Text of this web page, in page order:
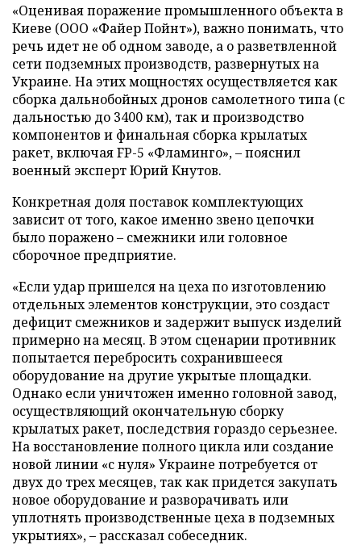
«Оценивая поражение промышленного объекта в
Киеве (ООО «Файер Пойнт»), важно понимать, что
речь идет не об одном заводе, а о разветвленной
сети подземных производств, развернутых на
Украине. На этих мощностях осуществляется как
сборка дальнобойных дронов самолетного типа (с
дальностью до 3400 км), так и производство
компонентов и финальная сборка крылатых
ракет, включая FP-5 «Фламинго», – пояснил
военный эксперт Юрий Кнутов.
Конкретная доля поставок комплектующих
зависит от того, какое именно звено цепочки
было поражено – смежники или головное
сборочное предприятие.
«Если удар пришелся на цеха по изготовлению
отдельных элементов конструкции, это создаст
дефицит смежников и задержит выпуск изделий
примерно на месяц. В этом сценарии противник
попытается перебросить сохранившееся
оборудование на другие укрытые площадки.
Однако если уничтожен именно головной завод,
осуществляющий окончательную сборку
крылатых ракет, последствия гораздо серьезнее.
На восстановление полного цикла или создание
новой линии «с нуля» Украине потребуется от
двух до трех месяцев, так как придется закупать
новое оборудование и разворачивать или
уплотнять производственные цеха в подземных
укрытиях», – рассказал собеседник.